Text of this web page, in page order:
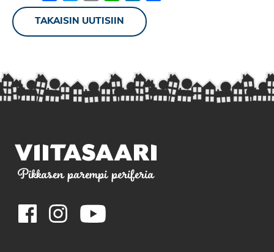
TAKAISIN UUTISIIN
Pikkasen parempi periferia